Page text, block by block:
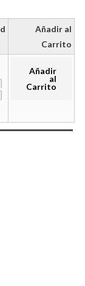
Añadir al
Carrito
Añadir
al
Carrito